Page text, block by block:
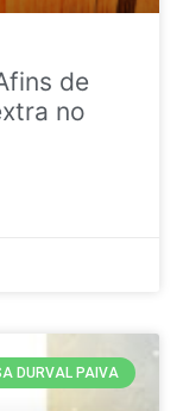
de
no
DURVAL PAIVA